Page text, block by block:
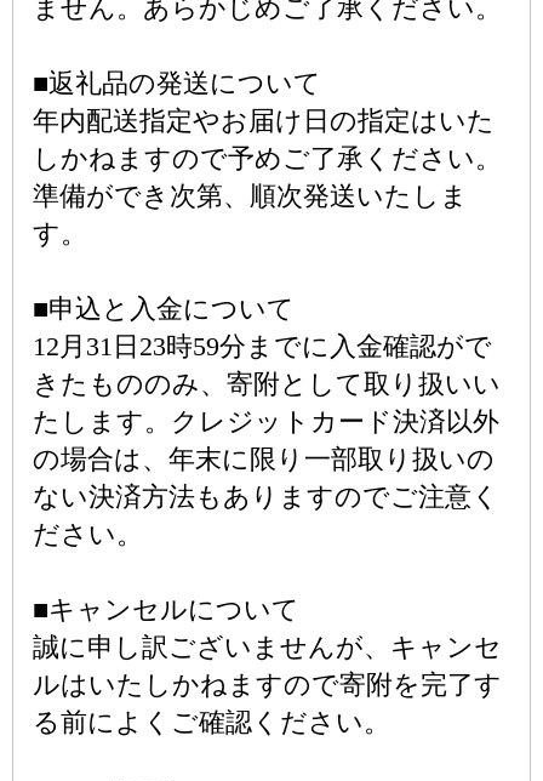
ません。あらかじめご了承ください。
■返礼品の発送について
年内配送指定やお届け日の指定はいた
しかねますので予めご了承ください。
準備ができ次第、順次発送いたしま
す。
■申込と入金について
12月31日23時59分までに入金確認がで
きたもののみ、寄附として取り扱いい
たします。クレジットカード決済以外
の場合は、年末に限り一部取り扱いの
ない決済方法もありますのでご注意く
ださい。
■キャンセルについて
誠に申し訳ございませんが、キャンセ
ルはいたしかねますので寄附を完了す
る前によくご確認ください。